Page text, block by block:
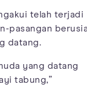
telah terjadi
pasangan
datang.
yang datang
tabung,”